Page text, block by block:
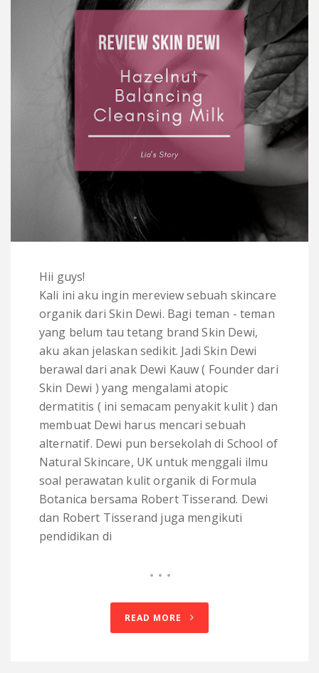
Hii guys!
Kali ini aku ingin mereview sebuah skincare
organik dari Skin Dewi. Bagi teman - teman
yang belum tau tetang brand Skin Dewi,
aku akan jelaskan sedikit. Jadi Skin Dewi
berawal dari anak Dewi Kauw ( Founder dari
Skin Dewi ) yang mengalami atopic
dermatitis ( ini semacam penyakit kulit ) dan
membuat Dewi harus mencari sebuah
alternatif. Dewi pun bersekolah di School of
Natural Skincare, UK untuk menggali ilmu
soal perawatan kulit organik di Formula
Botanica bersama Robert Tisserand. Dewi
dan Robert Tisserand juga mengikuti
pendidikan di
READ MORE